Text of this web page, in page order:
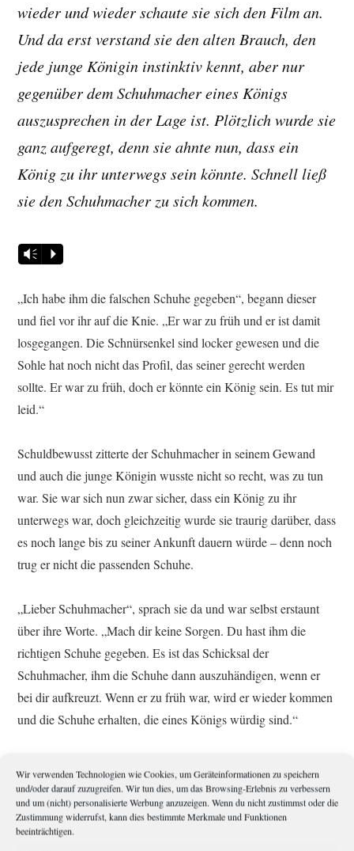
Wir verwenden Technologien wie Cookies, um Geräteinformationen zu speichern
und/oder darauf zuzugreifen. Wir tun dies, um das Browsing-Erlebnis zu verbessern
und um (nicht) personalisierte Werbung anzuzeigen. Wenn du nicht zustimmst oder die
Zustimmung widerrufst, kann dies bestimmte Merkmale und Funktionen
beeinträchtigen.
wieder und wieder schaute sie sich den Film an.
Und da erst verstand sie den alten Brauch, den
jede junge Königin instinktiv kennt, aber nur
gegenüber dem Schuhmacher eines Königs
auszusprechen in der Lage ist. Plötzlich wurde sie
ganz aufgeregt, denn sie ahnte nun, dass ein
König zu ihr unterwegs sein könnte. Schnell ließ
sie den Schuhmacher zu sich kommen.
Vm P
„Ich habe ihm die falschen Schuhe gegeben“, begann dieser
und fiel vor ihr auf die Knie. „Er war zu früh und er ist damit
losgegangen. Die Schnürsenkel sind locker gewesen und die
Sohle hat noch nicht das Profil, das seiner gerecht werden
sollte. Er war zu früh, doch er könnte ein König sein. Es tut mir
leid.“
Schuldbewusst zitterte der Schuhmacher in seinem Gewand
und auch die junge Königin wusste nicht so recht, was zu tun
war. Sie war sich nun zwar sicher, dass ein König zu ihr
unterwegs war, doch gleichzeitig wurde sie traurig darüber, dass
es noch lange bis zu seiner Ankunft dauern würde – denn noch
trug er nicht die passenden Schuhe.
„Lieber Schuhmacher“, sprach sie da und war selbst erstaunt
über ihre Worte. „Mach dir keine Sorgen. Du hast ihm die
richtigen Schuhe gegeben. Es ist das Schicksal der
Schuhmacher, ihm die Schuhe dann auszuhändigen, wenn er
bei dir aufkreuzt. Wenn er zu früh war, wird er wieder kommen
und die Schuhe erhalten, die eines Königs würdig sind.“
ihn am liebsten freigelassen, doch sie wusste es besser. Ein
Schuhmacher würde niemals frei sein und er würde immer bei
seinem König bleiben. Es war seine Bestimmung, denn jeder